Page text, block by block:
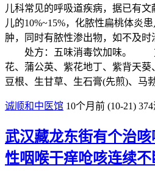
儿科常见的呼吸道疾病，据已有
儿的10%~15%，化脓性扁桃体炎
肿，同时有脓性渗出物，如不及时
处方：五味消毒饮加味。 方
花、蒲公英、紫花地丁、紫背天
豆根、生甘草、生石膏(先煎)、
诚顺和中医馆 10个月前 (10-21)
武汉藏龙东街有个治
性咽喉干痒呛咳连续